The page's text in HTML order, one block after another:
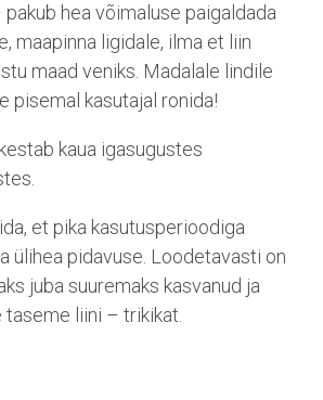
pakub hea võimaluse paigaldada
maapinna ligidale, ilma et liin
maad veniks. Madalale lindile
pisemal kasutajal ronida!
kaua igasugustes
et pika kasutusperioodiga
ülihea pidavuse. Loodetavasti on
juba suuremaks kasvanud ja
liini – trikikat.